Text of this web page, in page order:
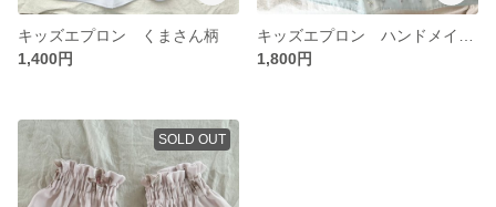
キッズエプロン くまさん柄
1,400円
1,800円
SOLD OUT